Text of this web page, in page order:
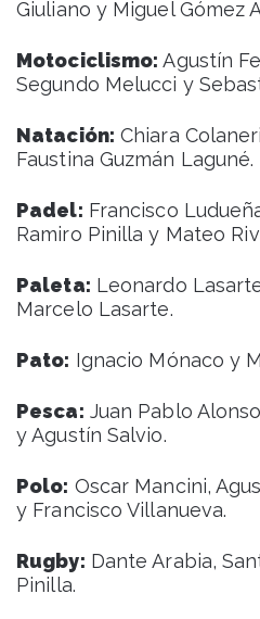
Giuliano y Miguel Gómez
Motociclismo: Agustín
Segundo Melucci y
Natación: Chiara
Faustina Guzmán Laguné.
Padel: Francisco
Ramiro Pinilla y Mateo
Paleta: Leonardo
Marcelo Lasarte.
Pato: Ignacio Mónaco y
Pesca: Juan Pablo
y Agustín Salvio.
Polo: Oscar Mancini,
y Francisco Villanueva.
Rugby: Dante Arabia,
Pinilla.